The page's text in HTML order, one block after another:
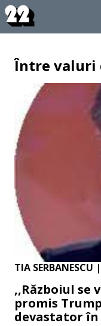
Între valuri
TIA SERBANESCU
,,Războiul se
promis
devastator în